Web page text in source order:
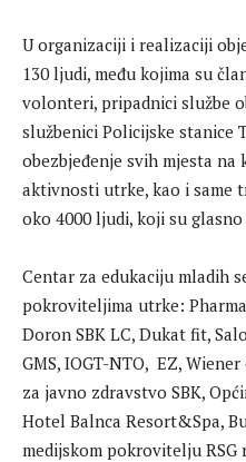
U organizaciji i realizaciji
130 ljudi, među kojima su
volonteri, pripadnici službe
službenici Policijske stanice
obezbjeđenje svih mjesta na
aktivnosti utrke, kao i same
oko 4000 ljudi, koji su
Centar za edukaciju mladih
pokroviteljima utrke:
Doron SBK LC, Dukat fit,
GMS, IOGT-NTO, EZ,
za javno zdravstvo SBK,
Hotel Balnca Resort&Spa,
medijskom pokrovitelju RSG